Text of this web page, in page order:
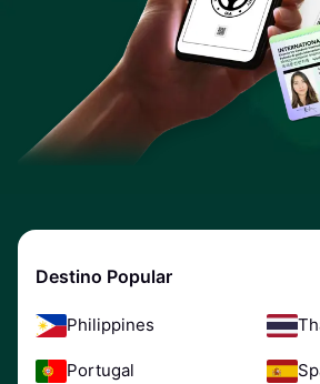
Destino Popular
Philippines
Portugal